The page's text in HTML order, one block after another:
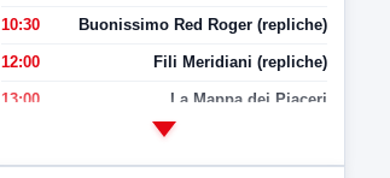
10:30 Buonissimo Red Roger (repliche)
12:00 Fili Meridiani (repliche)
13:00 La Mappa dei Piaceri